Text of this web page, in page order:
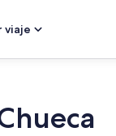
viaje